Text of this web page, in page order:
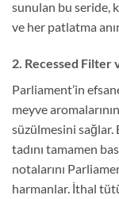
sunulan bu seride,
ve her patlatma
2. Recessed Filter
Parliament’in
meyve
süzülmesini sağlar.
tadını tamamen
notalarını
harmanlar. İthal